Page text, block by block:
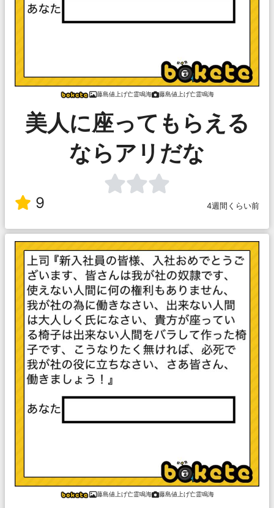
藤島値上げ亡霊鳴海 藤島値上げ亡霊鳴海
美人に座ってもらえる
ならアリだな
9 4週間くらい前
藤島値上げ亡霊鳴海 藤島値上げ亡霊鳴海